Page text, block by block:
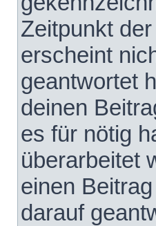
Zeitpunkt
erscheint
geantwortet
deinen
es für nötig
überarbeitet
einen
darauf